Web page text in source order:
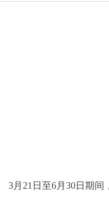
3月21日至6月30日期